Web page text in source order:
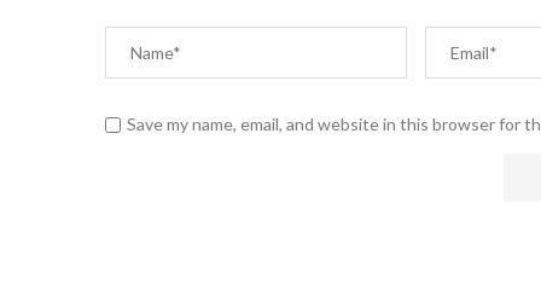
Save my name, email, and website in this browser for